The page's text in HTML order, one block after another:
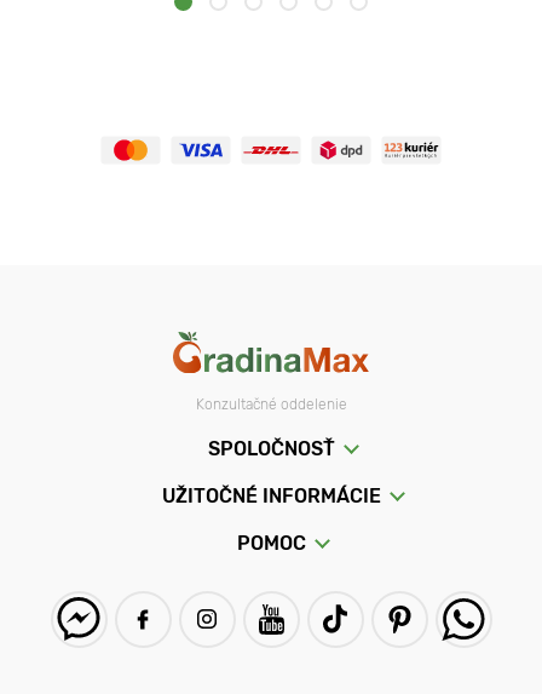
Konzultačné oddelenie
SPOLOČNOSŤ
UŽITOČNÉ INFORMÁCIE
POMOC